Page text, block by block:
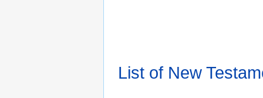
List of New